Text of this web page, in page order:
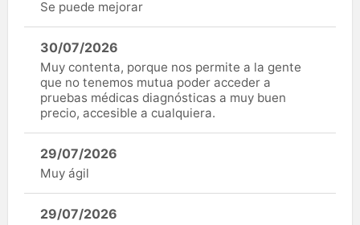
Se puede mejorar
30/07/2026
Muy contenta, porque nos permite a la gente
que no tenemos mutua poder acceder a
pruebas médicas diagnósticas a muy buen
precio, accesible a cualquiera.
29/07/2026
Muy ágil
29/07/2026